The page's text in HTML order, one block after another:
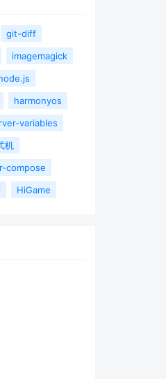
git-diff
imagemagick
harmonyos
variables
机
compose
HiGame